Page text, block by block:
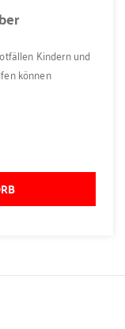
Kindern und
können